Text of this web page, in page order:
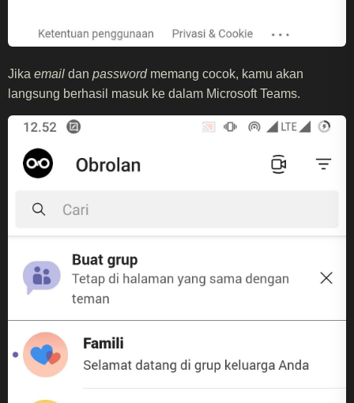
Jika email dan passwordmemang cocok, kamu akan
langsung berhasil masuk ke dalam Microsoft Teams.